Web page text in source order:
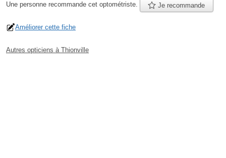
Une personne recommande cet optométriste. Je recommande
Améliorer cette fiche
Autres opticiens à Thionville